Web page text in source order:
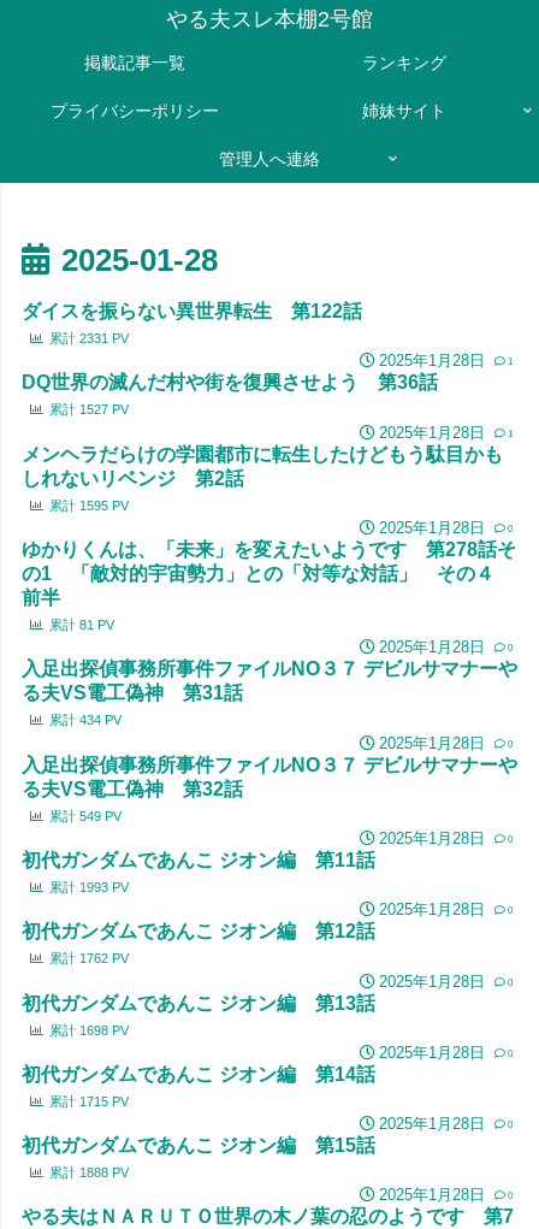
やる夫スレ本棚2号館
掲載記事一覧 ランキング
プライバシーポリシー 姉妹サイト
管理人へ連絡
2025-01-28
ダイスを振らない異世界転生 第122話
累計 2331 PV
2025年1月28日 1
DQ世界の滅んだ村や街を復興させよう 第36話
累計 1527 PV
2025年1月28日 1
メンヘラだらけの学園都市に転生したけどもう駄目かも
しれないリベンジ 第2話
累計 1595 PV
2025年1月28日 0
ゆかりくんは、「未来」を変えたいようです 第278話そ
の1 「敵対的宇宙勢力」との「対等な対話」 その４
前半
累計 81 PV
2025年1月28日 0
入足出探偵事務所事件ファイルNO３７ デビルサマナーや
る夫VS電工偽神 第31話
累計 434 PV
2025年1月28日 0
入足出探偵事務所事件ファイルNO３７ デビルサマナーや
る夫VS電工偽神 第32話
累計 549 PV
2025年1月28日 0
初代ガンダムであんこ ジオン編 第11話
累計 1993 PV
2025年1月28日 0
初代ガンダムであんこ ジオン編 第12話
累計 1762 PV
2025年1月28日 0
初代ガンダムであんこ ジオン編 第13話
累計 1698 PV
2025年1月28日 0
初代ガンダムであんこ ジオン編 第14話
累計 1715 PV
2025年1月28日 0
初代ガンダムであんこ ジオン編 第15話
累計 1888 PV
2025年1月28日 0
やる夫はＮＡＲＵＴＯ世界の木ノ葉の忍のようです 第7